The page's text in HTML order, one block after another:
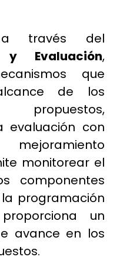
a través del
Evaluación,
que
de los
evaluación con
monitorear el
componentes
programación
un
avance en los